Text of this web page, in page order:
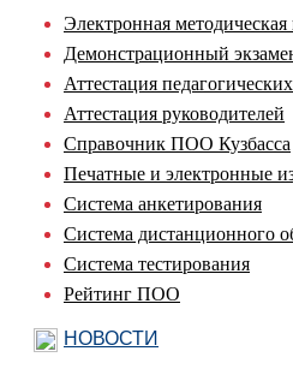
Электронная методическая
Демонстрационный
Аттестация
Аттестация руководителей
Справочник ПОО Кузбасса
Печатные и электронные
Система анкетирования
Система дистанционного
Система тестирования
Рейтинг ПОО
НОВОСТИ